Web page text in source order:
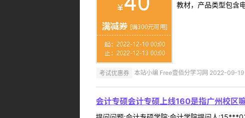
教材，产品类型包含
考试优惠券 本站小编 Free壹佰分学习网 2022-09-19
会计专硕会计专硕上线160是指广州校区